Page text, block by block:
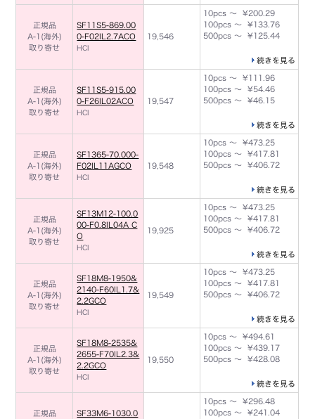
正規品
A-1(海外)
取り寄せ
SF11S5-869.00
0-F02IL2.7ACO
HCI
19,546
10pcs ～ ¥200.29
100pcs ～ ¥133.76
500pcs ～ ¥125.44
続きを見る
正規品
A-1(海外)
取り寄せ
SF11S5-915.00
0-F26IL02ACO
HCI
19,547
10pcs ～ ¥111.96
100pcs ～ ¥54.46
500pcs ～ ¥46.15
続きを見る
正規品
A-1(海外)
取り寄せ
SF1365-70.000-
F02IL11AGCO
HCI
19,548
10pcs ～ ¥473.25
100pcs ～ ¥417.81
500pcs ～ ¥406.72
続きを見る
正規品
A-1(海外)
取り寄せ
SF13M12-100.0
00-F0.8IL04A C
O
HCI
19,925
10pcs ～ ¥473.25
100pcs ～ ¥417.81
500pcs ～ ¥406.72
続きを見る
正規品
A-1(海外)
取り寄せ
SF18M8-1950&
2140-F60IL1.7&
2.2GCO
HCI
19,549
10pcs ～ ¥473.25
100pcs ～ ¥417.81
500pcs ～ ¥406.72
続きを見る
正規品
A-1(海外)
取り寄せ
SF18M8-2535&
2655-F70IL2.3&
2.2GCO
HCI
19,550
10pcs ～ ¥494.61
100pcs ～ ¥439.17
500pcs ～ ¥428.08
続きを見る
正規品
SF33M6-1030.0
10pcs ～ ¥296.48
100pcs ～ ¥241.04